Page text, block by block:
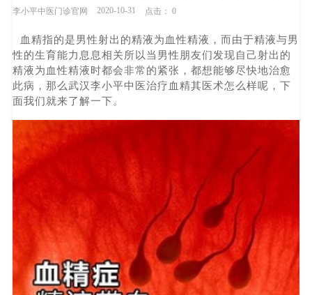
李小平中医门诊官网 2020-10-31 点击：0
血精指的是男性射出的精液为血性精液，而由于精液与男
性的生育能力息息相关所以当男性朋友们发现自己射出的
精液为血性精液时都会非常的紧张，都想能够尽快地治愈
此病，那么武汉李小平中医治疗血精其医术怎么样呢，下
面我们就来了解一下。